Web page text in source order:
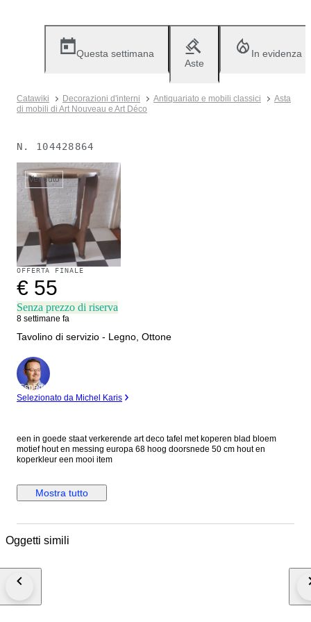
Questa settimana
Aste
In evidenza
Catawiki Decorazioni d'interni Antiquariato e mobili classici
Asta
di mobili di Art Nouveau e Art Déco
N. 104428864
Venduto
OFFERTA FINALE
€ 55
Senza prezzo di riserva
8 settimane fa
Tavolino di servizio - Legno, Ottone
Esperto
Selezionato da Michel Karis
een in goede staat verkerende art deco tafel met koperen blad bloem
motief hout en messing europa 68 hoog doorsnede 50 cm hout en
koperkleur een mooi item
Mostra tutto
Oggetti simili